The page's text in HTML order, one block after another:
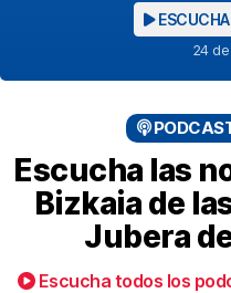
24
Escucha las
Bizkaia de
Jubera
Escucha todos los